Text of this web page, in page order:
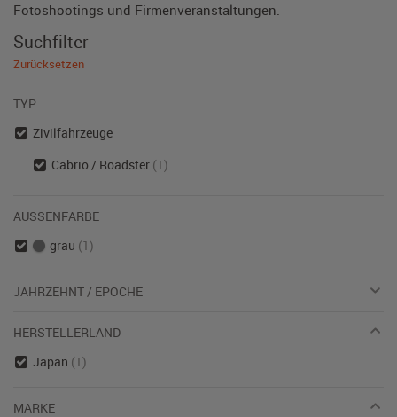
Fotoshootings und Firmenveranstaltungen.
Suchfilter
Zurücksetzen
TYP
Zivilfahrzeuge
Cabrio / Roadster (1)
AUSSENFARBE
grau (1)
JAHRZEHNT / EPOCHE
HERSTELLERLAND
Japan (1)
MARKE